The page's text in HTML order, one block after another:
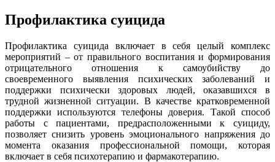
Профилактика суицида
Профилактика суицида включает в себя целый комплекс
мероприятий – от правильного воспитания и формирования
отрицательного отношения к самоубийству до
своевременного выявления психических заболеваний и
поддержки психически здоровых людей, оказавшихся в
трудной жизненной ситуации. В качестве кратковременной
поддержки используются телефоны доверия. Такой способ
работы с пациентами, предрасположенными к суициду,
позволяет снизить уровень эмоционального напряжения до
момента оказания профессиональной помощи, которая
включает в себя психотерапию и фармакотерапию.